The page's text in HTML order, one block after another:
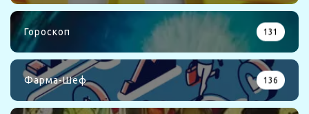
Гороскоп 131
Фарма-Шеф 136